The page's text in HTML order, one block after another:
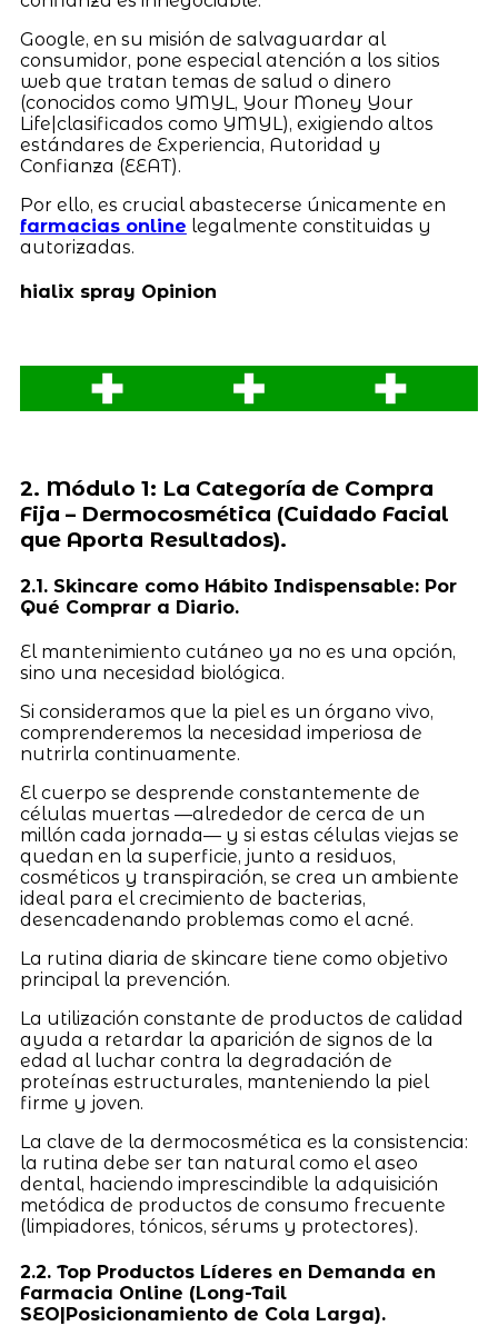
Google, en su misión de salvaguardar al
consumidor, pone especial atención a los sitios
web que tratan temas de salud o dinero
(conocidos como YMYL, Your Money Your
Life|clasificados como YMYL), exigiendo altos
estándares de Experiencia, Autoridad y
Confianza (EEAT).
Por ello, es crucial abastecerse únicamente en
farmacias online legalmente constituidas y
autorizadas.
hialix spray Opinion
2. Módulo 1: La Categoría de Compra
Fija – Dermocosmética (Cuidado Facial
que Aporta Resultados).
2.1. Skincare como Hábito Indispensable: Por
Qué Comprar a Diario.
El mantenimiento cutáneo ya no es una opción,
sino una necesidad biológica.
Si consideramos que la piel es un órgano vivo,
comprenderemos la necesidad imperiosa de
nutrirla continuamente.
El cuerpo se desprende constantemente de
células muertas —alrededor de cerca de un
millón cada jornada— y si estas células viejas se
quedan en la superficie, junto a residuos,
cosméticos y transpiración, se crea un ambiente
ideal para el crecimiento de bacterias,
desencadenando problemas como el acné.
La rutina diaria de skincare tiene como objetivo
principal la prevención.
La utilización constante de productos de calidad
ayuda a retardar la aparición de signos de la
edad al luchar contra la degradación de
proteínas estructurales, manteniendo la piel
firme y joven.
La clave de la dermocosmética es la consistencia:
la rutina debe ser tan natural como el aseo
dental, haciendo imprescindible la adquisición
metódica de productos de consumo frecuente
(limpiadores, tónicos, sérums y protectores).
2.2. Top Productos Líderes en Demanda en
Farmacia Online (Long-Tail
SEO|Posicionamiento de Cola Larga).